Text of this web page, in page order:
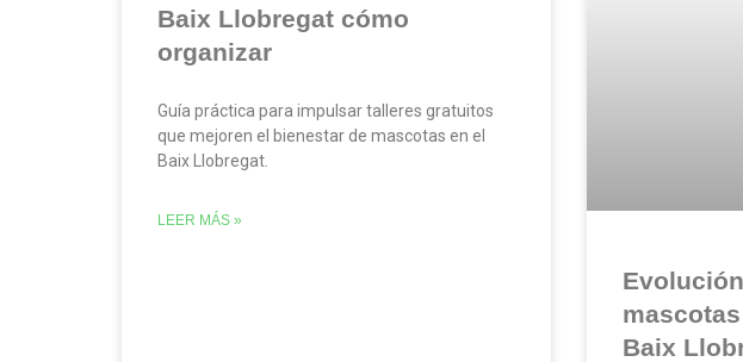
Baix Llobregat cómo
organizar
Guía práctica para impulsar talleres gratuitos
que mejoren el bienestar de mascotas en el
Baix Llobregat.
LEER MÁS »
Baix